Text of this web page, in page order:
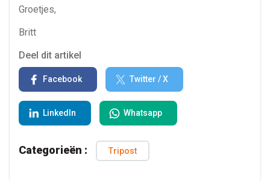
Groetjes,
Britt
Deel dit artikel
Facebook Twitter / X
LinkedIn Whatsapp
Categorieën : Tripost